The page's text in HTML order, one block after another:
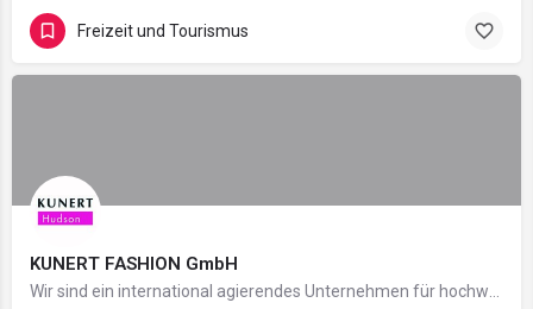
Freizeit und Tourismus
KUNERT FASHION GmbH